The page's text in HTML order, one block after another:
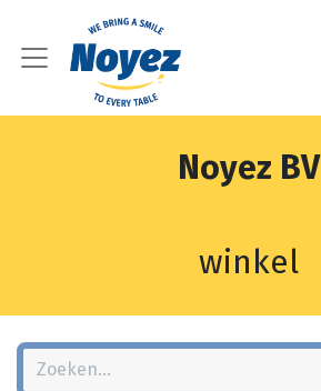
Noyez BV
winkel